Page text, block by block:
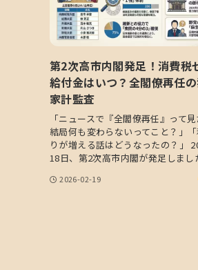
第2次高市内閣発足！消費税
給付金はいつ？全閣僚再任
家計監査
「ニュースで『全閣僚再任』って見
結局何も変わらないってこと？」
りが増える話はどうなったの？」
18日、第2次高市内閣が発足しまし
2026-02-19